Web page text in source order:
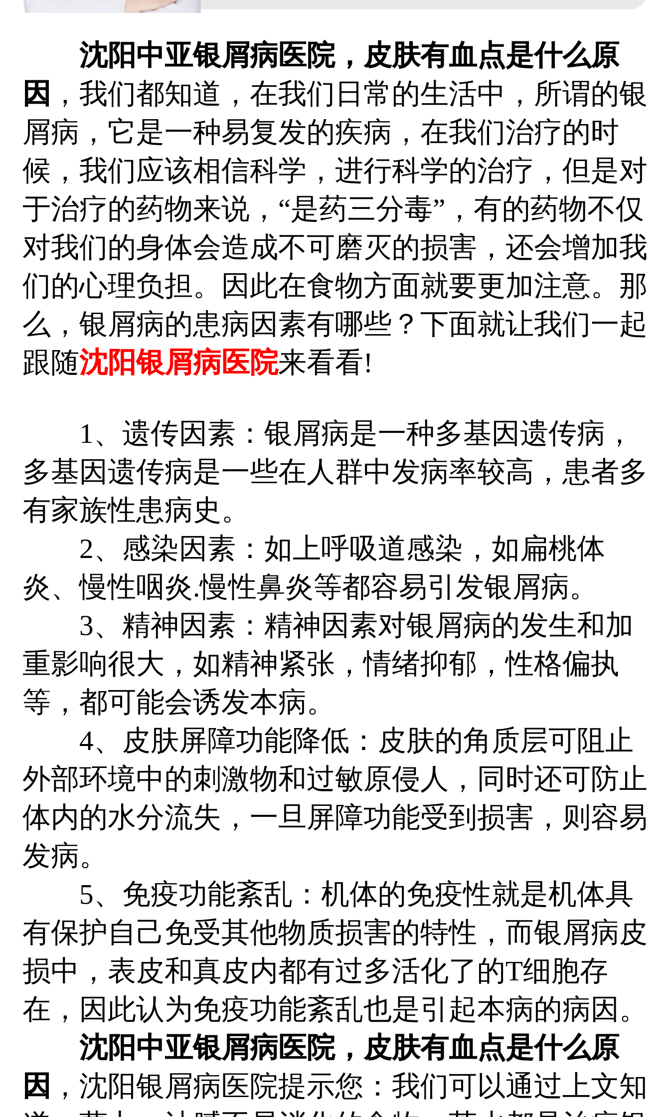
沈阳中亚银屑病医院，皮肤有血点是什么原
因 ，我们都知道，在我们日常的生活中，所谓的银
屑病，它是一种易复发的疾病，在我们治疗的时
候，我们应该相信科学，进行科学的治疗，但是对
于治疗的药物来说，“是药三分毒”，有的药物不仅
对我们的身体会造成不可磨灭的损害，还会增加我
们的心理负担。因此在食物方面就要更加注意。那
么，银屑病的患病因素有哪些？下面就让我们一起
跟随沈阳银屑病医院来看看!
1、遗传因素：银屑病是一种多基因遗传病，
多基因遗传病是一些在人群中发病率较高，患者多
有家族性患病史。
2、感染因素：如上呼吸道感染，如扁桃体
炎、慢性咽炎.慢性鼻炎等都容易引发银屑病。
3、精神因素：精神因素对银屑病的发生和加
重影响很大，如精神紧张，情绪抑郁，性格偏执
等，都可能会诱发本病。
4、皮肤屏障功能降低：皮肤的角质层可阻止
外部环境中的刺激物和过敏原侵人，同时还可防止
体内的水分流失，一旦屏障功能受到损害，则容易
发病。
5、免疫功能紊乱：机体的免疫性就是机体具
有保护自己免受其他物质损害的特性，而银屑病皮
损中，表皮和真皮内都有过多活化了的T细胞存
在，因此认为免疫功能紊乱也是引起本病的病因。
沈阳中亚银屑病医院，皮肤有血点是什么原
因 ，沈阳银屑病医院提示您：我们可以通过上文知